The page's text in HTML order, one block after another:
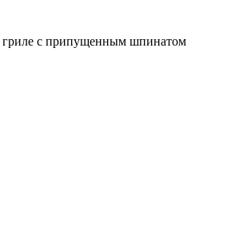
гриле с припущенным шпинатом